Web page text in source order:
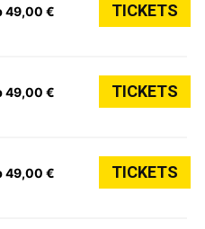
49,00 € TICKETS
49,00 € TICKETS
49,00 € TICKETS